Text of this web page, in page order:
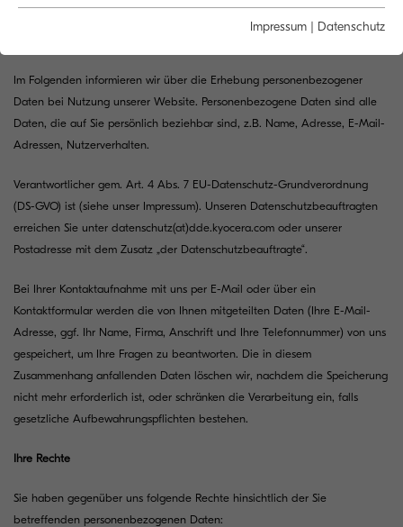
Im Folgenden informieren wir über die Erhebung personenbezogener
Daten bei Nutzung unserer Website. Personenbezogene Daten sind alle
Daten, die auf Sie persönlich beziehbar sind, z.B. Name, Adresse, E-Mail-
Adressen, Nutzerverhalten.
Verantwortlicher gem. Art. 4 Abs. 7 EU-Datenschutz-Grundverordnung
(DS-GVO) ist (siehe unser Impressum). Unseren Datenschutzbeauftragten
erreichen Sie unter datenschutz(at)dde.kyocera.com oder unserer
Postadresse mit dem Zusatz „der Datenschutzbeauftragte“.
Bei Ihrer Kontaktaufnahme mit uns per E-Mail oder über ein
Kontaktformular werden die von Ihnen mitgeteilten Daten (Ihre E-Mail-
Adresse, ggf. Ihr Name, Firma, Anschrift und Ihre Telefonnummer) von uns
gespeichert, um Ihre Fragen zu beantworten. Die in diesem
Zusammenhang anfallenden Daten löschen wir, nachdem die Speicherung
nicht mehr erforderlich ist, oder schränken die Verarbeitung ein, falls
gesetzliche Aufbewahrungspflichten bestehen.
Ihre Rechte
Sie haben gegenüber uns folgende Rechte hinsichtlich der Sie
betreffenden personenbezogenen Daten:
Impressum | Datenschutz